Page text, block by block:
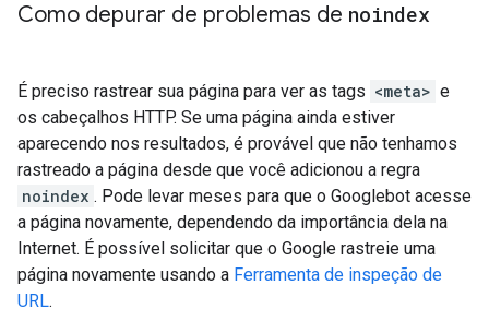
Como depurar de problemas de noindex
É preciso rastrear sua página para ver as tags <meta> e
os cabeçalhos HTTP. Se uma página ainda estiver
aparecendo nos resultados, é provável que não tenhamos
rastreado a página desde que você adicionou a regra
noindex . Pode levar meses para que o Googlebot acesse
a página novamente, dependendo da importância dela na
Internet. É possível solicitar que o Google rastreie uma
página novamente usando a Ferramenta de inspeção de
URL.